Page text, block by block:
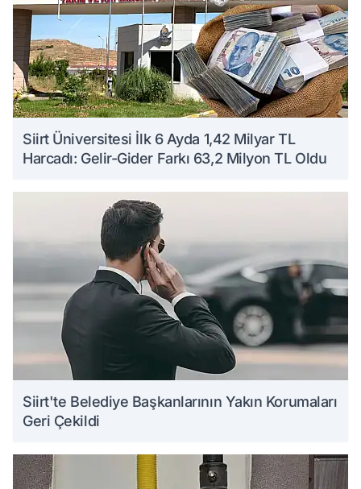
Siirt Üniversitesi İlk 6 Ayda 1,42 Milyar TL
Harcadı: Gelir-Gider Farkı 63,2 Milyon TL Oldu
Siirt'te Belediye Başkanlarının Yakın Korumaları
Geri Çekildi